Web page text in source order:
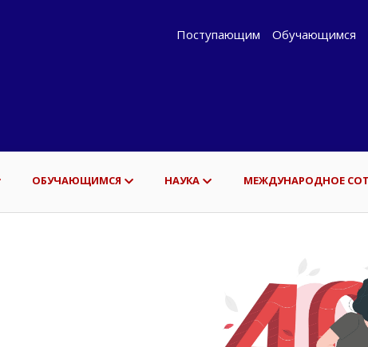
Поступающим Обучающимся
ОБУЧАЮЩИМСЯ НАУКА МЕЖДУНАРОДНОЕ